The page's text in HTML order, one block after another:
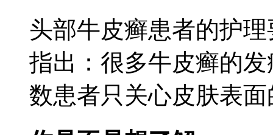
头部牛皮癣患者的护
指出：很多牛皮癣的
数患者只关心皮肤表